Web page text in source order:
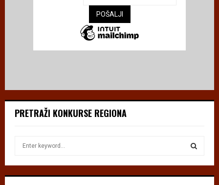
PRETRAŽI KONKURSE REGIONA
S